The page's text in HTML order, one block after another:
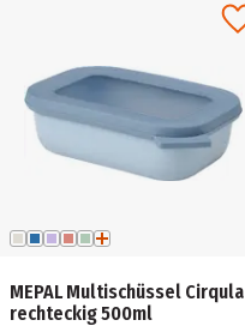
MEPAL Multischüssel Cirqula
rechteckig 500ml